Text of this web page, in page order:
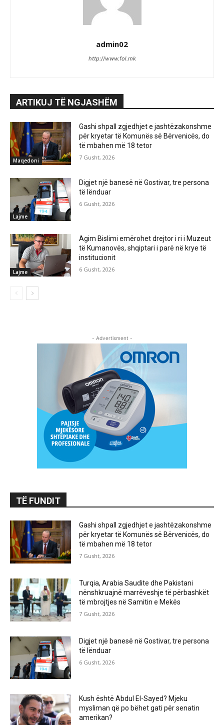
admin02
http://www.fol.mk
ARTIKUJ TË NGJASHËM
Maqedoni
Gashi shpall zgjedhjet e jashtëzakonshme
për kryetar të Komunës së Bërvenicës, do
të mbahen më 18 tetor
7 Gusht, 2026
Lajme
Digjet një banesë në Gostivar, tre persona
të lënduar
6 Gusht, 2026
Lajme
Agim Bislimi emërohet drejtor i ri i Muzeut
të Kumanovës, shqiptari i parë në krye të
institucionit
6 Gusht, 2026
- Advertisment -
TË FUNDIT
Gashi shpall zgjedhjet e jashtëzakonshme
për kryetar të Komunës së Bërvenicës, do
të mbahen më 18 tetor
7 Gusht, 2026
Turqia, Arabia Saudite dhe Pakistani
nënshkruajnë marrëveshje të përbashkët
të mbrojtjes në Samitin e Mekës
7 Gusht, 2026
Digjet një banesë në Gostivar, tre persona
të lënduar
6 Gusht, 2026
Kush është Abdul El-Sayed? Mjeku
mysliman që po bëhet gati për senatin
amerikan?